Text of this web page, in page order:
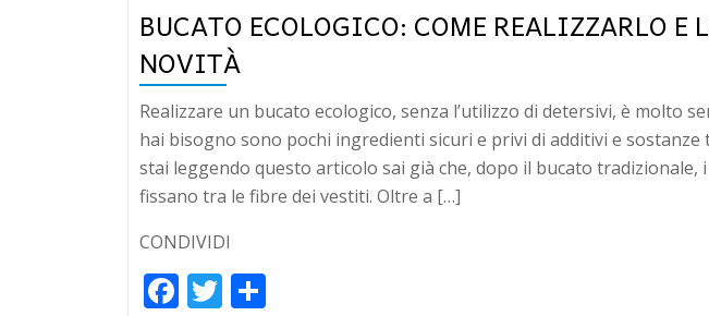
BUCATO ECOLOGICO: COME REALIZZARLO E
NOVITÀ
Realizzare un bucato ecologico, senza l’utilizzo di detersivi, è molto
hai bisogno sono pochi ingredienti sicuri e privi di additivi e sostanze
stai leggendo questo articolo sai già che, dopo il bucato tradizionale,
fissano tra le fibre dei vestiti. Oltre a […]
CONDIVIDI
FacebookTwitter